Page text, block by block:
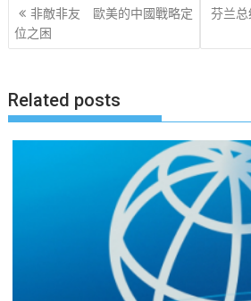
文
章
非敵非友 歐美的中國戰略定
位之困
芬兰
Related posts